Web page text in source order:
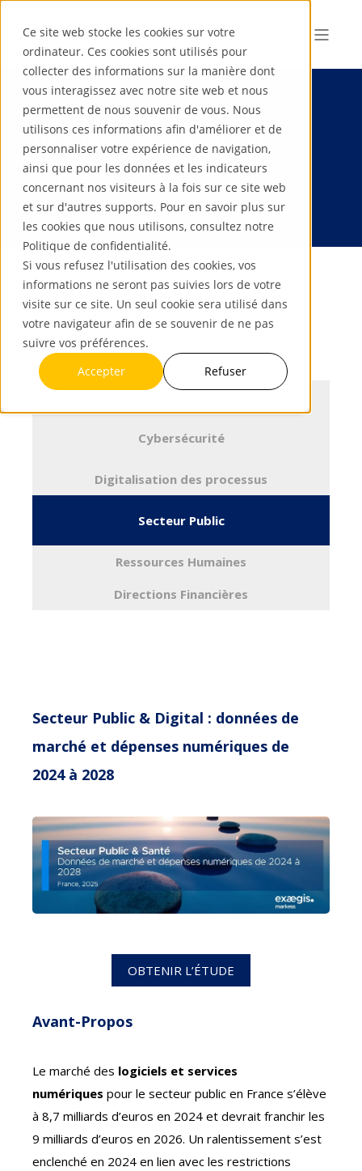
Ce site web stocke les cookies sur votre
ordinateur. Ces cookies sont utilisés pour
collecter des informations sur la manière dont
vous interagissez avec notre site web et nous
permettent de nous souvenir de vous. Nous
utilisons ces informations afin d'améliorer et de
personnaliser votre expérience de navigation,
ainsi que pour les données et les indicateurs
concernant nos visiteurs à la fois sur ce site web
et sur d'autres supports. Pour en savoir plus sur
les cookies que nous utilisons, consultez notre
Politique de confidentialité.
Si vous refusez l'utilisation des cookies, vos
informations ne seront pas suivies lors de votre
visite sur ce site. Un seul cookie sera utilisé dans
votre navigateur afin de se souvenir de ne pas
suivre vos préférences.
Accepter
Refuser
Données de marché et
dépenses numériques
Expertises :
Cybersécurité
Digitalisation des processus
Secteur Public
Ressources Humaines
Directions Financières
Secteur Public & Digital : données de
marché et dépenses numériques de
2024 à 2028
OBTENIR L’ÉTUDE
Avant-Propos
Le marché des logiciels et services
numériques pour le secteur public en France s’élève
à 8,7 milliards d’euros en 2024 et devrait franchir les
9 milliards d’euros en 2026. Un ralentissement s’est
enclenché en 2024 en lien avec les restrictions